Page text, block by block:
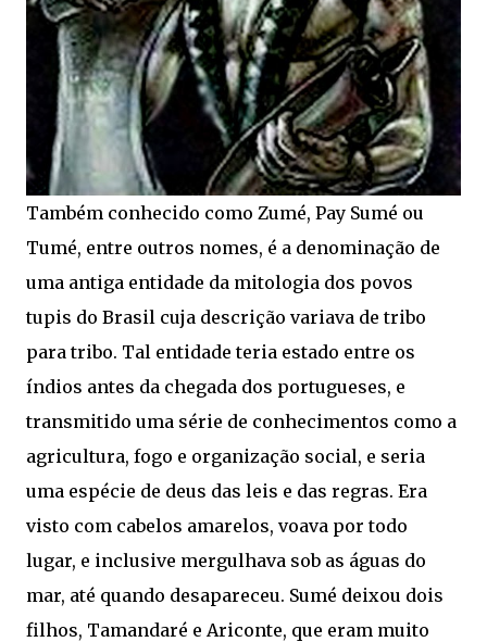
Também conhecido como Zumé, Pay Sumé ou
Tumé, entre outros nomes, é a denominação de
uma antiga entidade da mitologia dos povos
tupis do Brasil cuja descrição variava de tribo
para tribo. Tal entidade teria estado entre os
índios antes da chegada dos portugueses, e
transmitido uma série de conhecimentos como a
agricultura, fogo e organização social, e seria
uma espécie de deus das leis e das regras. Era
visto com cabelos amarelos, voava por todo
lugar, e inclusive mergulhava sob as águas do
mar, até quando desapareceu. Sumé deixou dois
filhos, Tamandaré e Ariconte, que eram muito